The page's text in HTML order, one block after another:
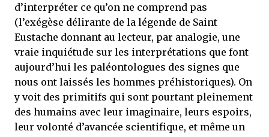
d’interpréter ce qu’on ne comprend pas
(l’exégèse délirante de la légende de Saint
Eustache donnant au lecteur, par analogie, une
vraie inquiétude sur les interprétations que font
aujourd’hui les paléontologues des signes que
nous ont laissés les hommes préhistoriques). On
y voit des primitifs qui sont pourtant pleinement
des humains avec leur imaginaire, leurs espoirs,
leur volonté d’avancée scientifique, et même un